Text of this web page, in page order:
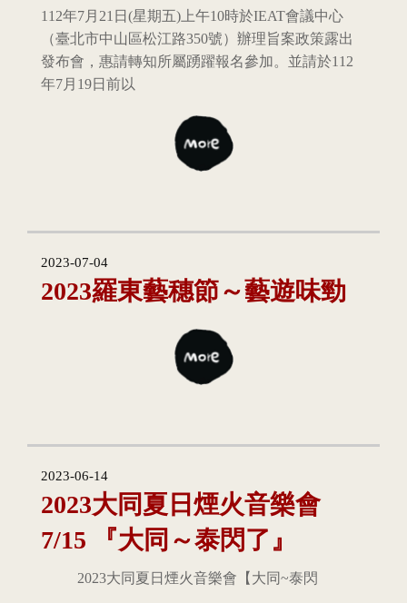
112年7月21日(星期五)上午10時於IEAT會議中心
（臺北市中山區松江路350號）辦理旨案政策露出
發布會，惠請轉知所屬踴躍報名參加。並請於112
年7月19日前以
2023-07-04
2023羅東藝穗節～藝遊味勁
2023-06-14
2023大同夏日煙火音樂會
7/15 『大同～泰閃了』
2023大同夏日煙火音樂會【大同~泰閃